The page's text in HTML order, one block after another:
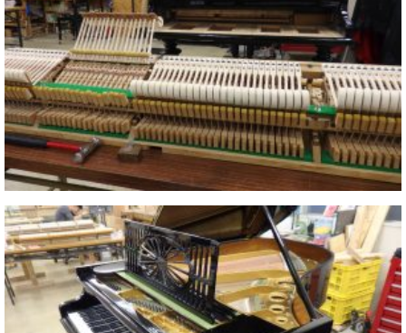
タ
イ
ン
コ
ン
サ
ー
ト
/
C.
ベ
ヒ
シ
ュ
タ
イ
ン
ン・
ジ
ャ
パ
ン
の
取
り
組
ピ
ア
ノ
製
シ
ュ
タ
イ
ン
の
音
色
ベ
ヒ
シ
ュ
タ
イ
ン
ス
(お
知
ら
せ・
メ
デ
ィ
ア
報)
キ
ャ
ン
正
規
デ
ィ
ー
ラ
ー・
取
扱
店
店
舗・
ま
で
オンライン試弾
メルマガ登録
趣
味
か
ら
本
格
的
に
学
ン
ブ
ロ
グ